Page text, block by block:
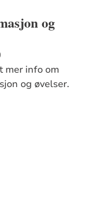
og
mer info om
og øvelser.